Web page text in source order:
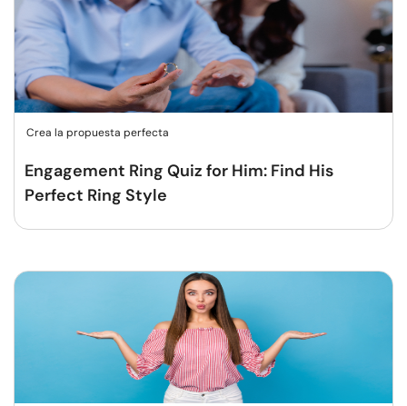
Crea la propuesta perfecta
Engagement Ring Quiz for Him: Find His
Perfect Ring Style